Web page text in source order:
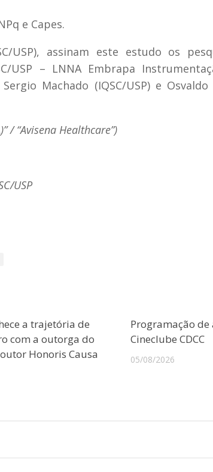
e Capes.
USP), assinam este estudo os
USP – LNNA Embrapa
Machado (IQSC/USP) e
/ “Avisena Healthcare”)
USP
a trajetória de
com a outorga do
Honoris Causa
Programação de
Cineclube CDCC
05/08/2026